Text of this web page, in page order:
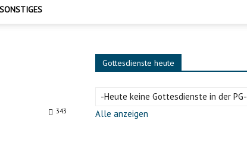
SONSTIGES
343
Gottesdienste heute
-Heute keine Gottesdienste in der PG-
Alle anzeigen